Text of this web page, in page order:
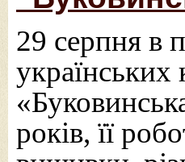
29 серпня в
років, її